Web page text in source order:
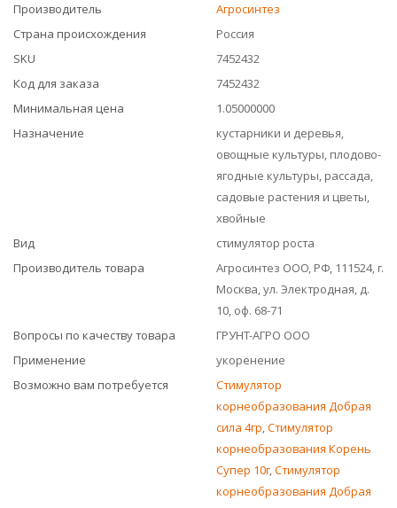
Производитель
Агросинтез
Страна происхождения
Россия
SKU
7452432
Код для заказа
7452432
Минимальная цена
1.05000000
Назначение
кустарники и деревья,
овощные культуры, плодово-
ягодные культуры, рассада,
садовые растения и цветы,
хвойные
Вид
стимулятор роста
Производитель товара
Агросинтез ООО, РФ, 111524, г.
Москва, ул. Электродная, д.
10, оф. 68-71
Вопросы по качеству товара
ГРУНТ-АГРО ООО
Применение
укоренение
Возможно вам потребуется
Стимулятор
корнеобразования Добрая
сила 4гр,Стимулятор
корнеобразования Корень
Супер 10г,Стимулятор
корнеобразования Добрая